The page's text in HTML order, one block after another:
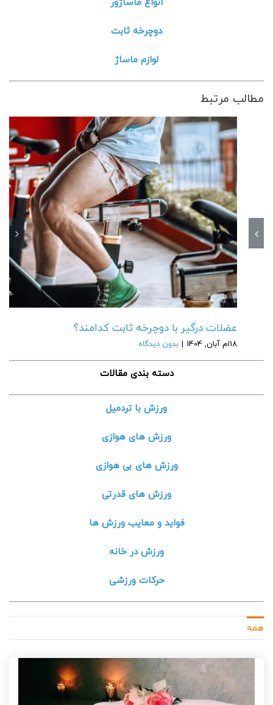
انواع ماساژور
دوچرخه ثابت
لوازم ماساژ
مطالب مرتبط
عضلات درگیر با دوچرخه ثابت کدامند؟
18ام آبان, 1404 | بدون دیدگاه
دسته بندی مقالات
ورزش با تردمیل
ورزش های هوازی
ورزش های بی هوازی
ورزش های قدرتی
فواید و معایب ورزش ها
ورزش در خانه
حرکات ورزشی
همه